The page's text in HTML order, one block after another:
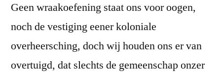
Geen wraakoefening staat ons voor oogen,
noch de vestiging eener koloniale
overheersching, doch wij houden ons er van
overtuigd, dat slechts de gemeenschap onzer